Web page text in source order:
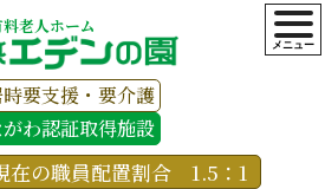
老人ホーム
時要支援・要介護
わ認証取得施設
在の職員配置割合 1.5：1